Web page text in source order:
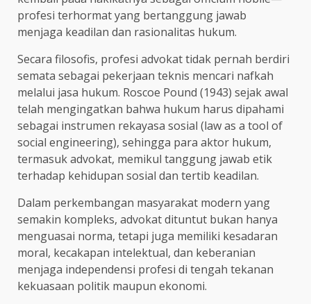
profesi terhormat yang bertanggung jawab
menjaga keadilan dan rasionalitas hukum.
Secara filosofis, profesi advokat tidak pernah berdiri
semata sebagai pekerjaan teknis mencari nafkah
melalui jasa hukum. Roscoe Pound (1943) sejak awal
telah mengingatkan bahwa hukum harus dipahami
sebagai instrumen rekayasa sosial (law as a tool of
social engineering), sehingga para aktor hukum,
termasuk advokat, memikul tanggung jawab etik
terhadap kehidupan sosial dan tertib keadilan.
Dalam perkembangan masyarakat modern yang
semakin kompleks, advokat dituntut bukan hanya
menguasai norma, tetapi juga memiliki kesadaran
moral, kecakapan intelektual, dan keberanian
menjaga independensi profesi di tengah tekanan
kekuasaan politik maupun ekonomi.